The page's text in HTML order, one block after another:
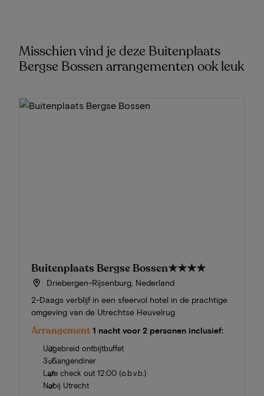
Misschien vind je deze Buitenplaats
Bergse Bossen arrangementen ook leuk
Buitenplaats Bergse Bossen★★★★
Driebergen-Rijsenburg, Nederland
2-Daags verblijf in een sfeervol hotel in de prachtige
omgeving van de Utrechtse Heuvelrug
Arrangement 1 nacht voor 2 personen inclusief:
Uitgebreid ontbijtbuffet
3-Gangendiner
Late check out 12:00 (o.b.v.b.)
Nabij Utrecht